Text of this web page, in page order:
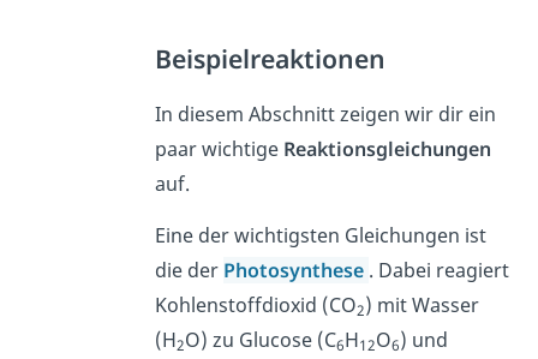
Beispielreaktionen
In diesem Abschnitt zeigen wir dir ein
paar wichtige Reaktionsgleichungen
auf.
Eine der wichtigsten Gleichungen ist
die der Photosynthese . Dabei reagiert
Kohlenstoffdioxid (CO2) mit Wasser
(H2O) zu Glucose (C6H12O6) und